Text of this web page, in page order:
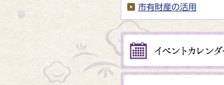
市有財産の活用